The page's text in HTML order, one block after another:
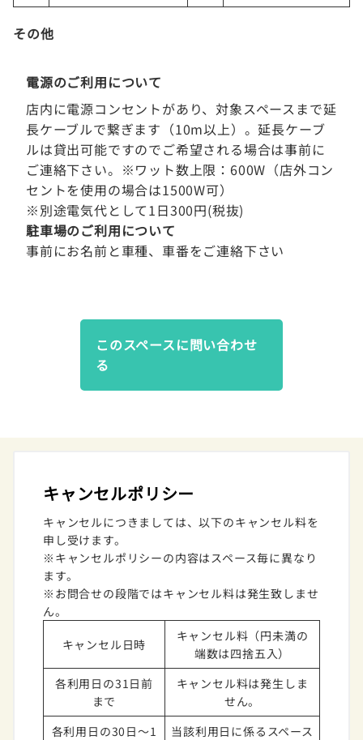
その他
電源のご利用について
店内に電源コンセントがあり、対象スペースまで延
長ケーブルで繋ぎます（10m以上）。延長ケーブ
ルは貸出可能ですのでご希望される場合は事前に
ご連絡下さい。※ワット数上限：600W（店外コン
セントを使用の場合は1500W可）
※別途電気代として1日300円(税抜)
駐車場のご利用について
事前にお名前と車種、車番をご連絡下さい
このスペースに問い合わせ
る
キャンセルポリシー
キャンセルにつきましては、以下のキャンセル料を
申し受けます。
※キャンセルポリシーの内容はスペース毎に異なり
ます。
※お問合せの段階ではキャンセル料は発生致しませ
ん。
キャンセル日時
キャンセル料（円未満の
端数は四捨五入）
各利用日の31日前
まで
キャンセル料は発生しま
せん。
各利用日の30日～1
当該利用日に係るスペース